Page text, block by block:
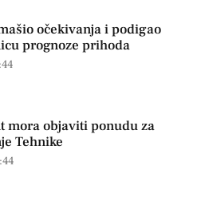
očekivanja i podigao
prognoze prihoda
mora objaviti ponudu za
Tehnike